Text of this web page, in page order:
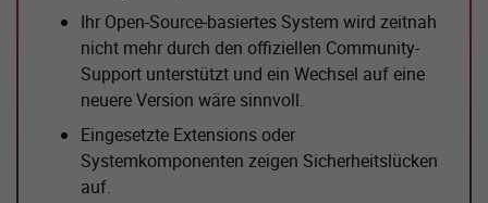
Ihr Open-Source-basiertes System wird zeitnah
nicht mehr durch den offiziellen Community-
Support unterstützt und ein Wechsel auf eine
neuere Version wäre sinnvoll.
Eingesetzte Extensions oder
Systemkomponenten zeigen Sicherheitslücken
auf.